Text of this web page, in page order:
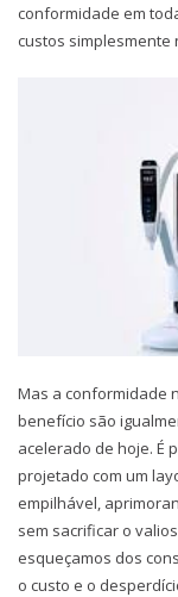
conformidade em
custos simplesmente
Mas a conformidade
benefício são
acelerado de hoje. É
projetado com um
empilhável,
sem sacrificar o
esqueçamos dos
o custo e o